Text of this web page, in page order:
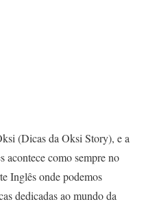
(Dicas da Oksi Story), e a
acontece como sempre no
Inglês onde podemos
dedicadas ao mundo da